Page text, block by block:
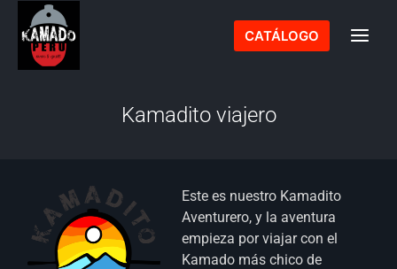
contenido
CATÁLOGO
Kamadito viajero
Este es nuestro Kamadito
Aventurero, y la aventura
empieza por viajar con el
Kamado más chico de